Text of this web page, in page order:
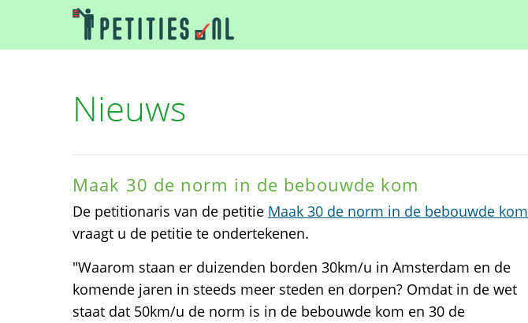
Nieuws
Maak 30 de norm in de bebouwde kom
De petitionaris van de petitie Maak 30 de norm in de bebouwde kom
vraagt u de petitie te ondertekenen.
"Waarom staan er duizenden borden 30km/u in Amsterdam en de
komende jaren in steeds meer steden en dorpen? Omdat in de wet
staat dat 50km/u de norm is in de bebouwde kom en 30 de